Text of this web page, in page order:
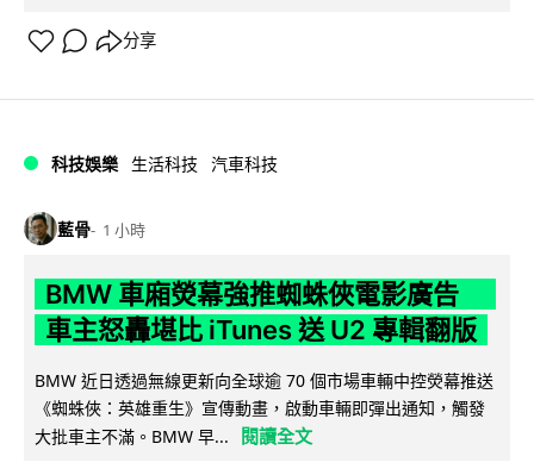
分享
科技娛樂 生活科技 汽車科技
藍骨 1 小時
BMW 車廂熒幕強推蜘蛛俠電影廣告
車主怒轟堪比 iTunes 送 U2 專輯翻版
BMW 近日透過無線更新向全球逾 70 個市場車輛中控熒幕推送
《蜘蛛俠：英雄重生》宣傳動畫，啟動車輛即彈出通知，觸發
大批車主不滿。BMW 早...
閱讀全文